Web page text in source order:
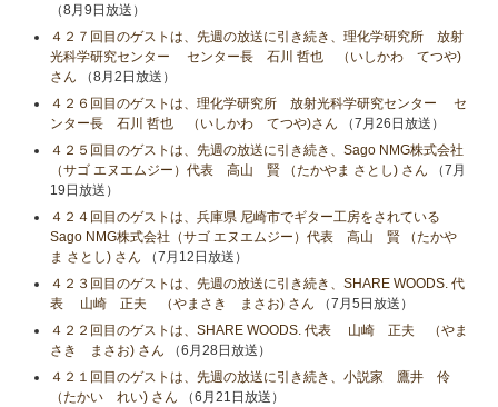
（8月9日放送）
４２７回目のゲストは、先週の放送に引き続き、理化学研究所 放射
光科学研究センター センター長 石川 哲也 （いしかわ てつや)
さん （8月2日放送）
４２６回目のゲストは、理化学研究所 放射光科学研究センター セ
ンター長 石川 哲也 （いしかわ てつや)さん （7月26日放送）
４２５回目のゲストは、先週の放送に引き続き、Sago NMG株式会社
（サゴ エヌエムジー）代表 高山 賢 （たかやま さとし) さん （7月
19日放送）
４２４回目のゲストは、兵庫県 尼崎市でギター工房をされている
Sago NMG株式会社（サゴ エヌエムジー）代表 高山 賢 （たかや
ま さとし) さん （7月12日放送）
４２３回目のゲストは、先週の放送に引き続き、SHARE WOODS. 代
表 山崎 正夫 （やまさき まさお) さん （7月5日放送）
４２２回目のゲストは、SHARE WOODS. 代表 山崎 正夫 （やま
さき まさお) さん （6月28日放送）
４２１回目のゲストは、先週の放送に引き続き、小説家 鷹井 伶
（たかい れい) さん （6月21日放送）